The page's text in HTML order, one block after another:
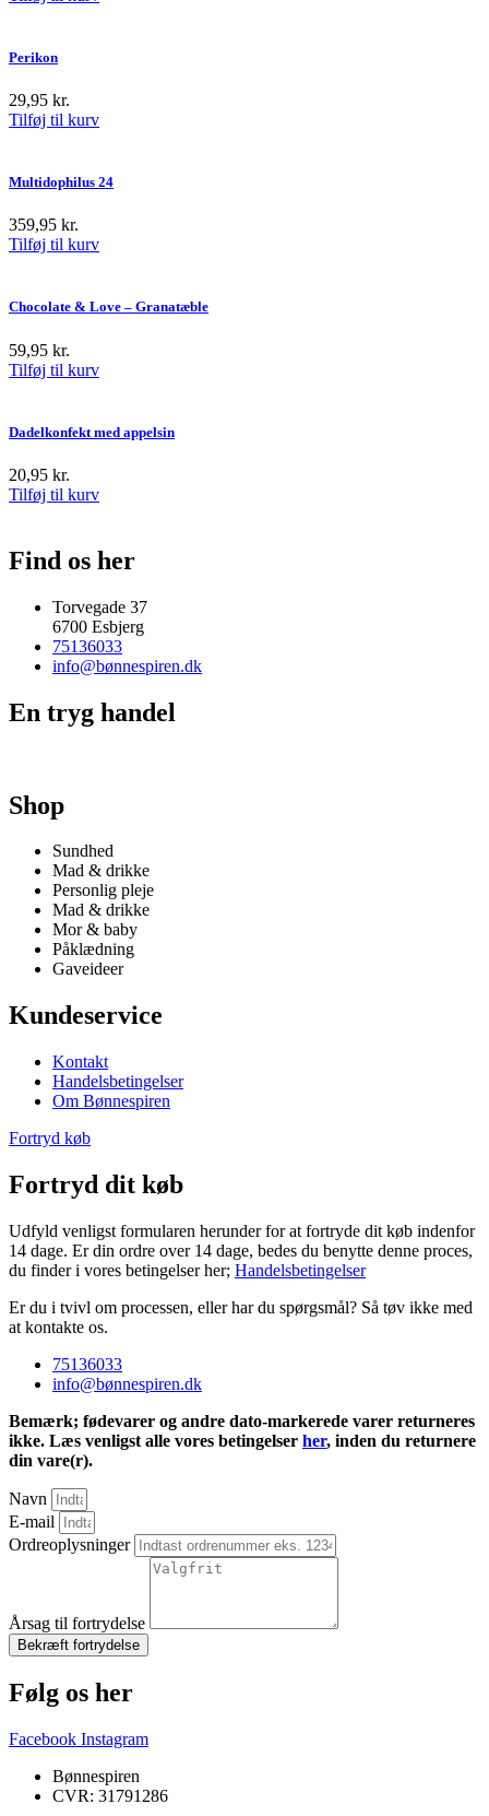
Perikon
29,95 kr.
Tilføj til kurv
Multidophilus 24
359,95 kr.
Tilføj til kurv
Chocolate & Love – Granatæble
59,95 kr.
Tilføj til kurv
Dadelkonfekt med appelsin
20,95 kr.
Tilføj til kurv
Find os her
Torvegade 37
6700 Esbjerg
75136033
info@bønnespiren.dk
En tryg handel
Shop
Sundhed
Mad & drikke
Personlig pleje
Mad & drikke
Mor & baby
Påklædning
Gaveideer
Kundeservice
Kontakt
Handelsbetingelser
Om Bønnespiren
Fortryd køb
Fortryd dit køb
Udfyld venligst formularen herunder for at fortryde dit køb indenfor
14 dage. Er din ordre over 14 dage, bedes du benytte denne proces,
du finder i vores betingelser her; Handelsbetingelser
Er du i tvivl om processen, eller har du spørgsmål? Så tøv ikke med
at kontakte os.
75136033
info@bønnespiren.dk
Bemærk; fødevarer og andre dato-markerede varer returneres
ikke. Læs venligst alle vores betingelser her, inden du returnere
din vare(r).
Navn
E-mail
Ordreoplysninger
Årsag til fortrydelse
Bekræft fortrydelse
Følg os her
Facebook Instagram
Bønnespiren
CVR: 31791286